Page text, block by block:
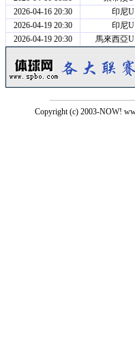
2026-04-16 20:30
印尼
2026-04-19 20:30
印尼
2026-04-19 20:30
馬來西亞
Copyright (c) 2003-NOW!